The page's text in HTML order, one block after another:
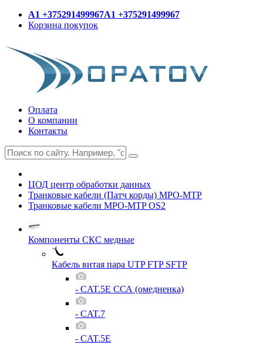
A1 +375291499967A1 +375291499967
Корзина покупок
Оплата
О компании
Контакты
ЦОД центр обработки данных
Транковые кабели (Патч корды) MPO-MTP
Транковые кабели MPO-MTP OS2
Компоненты СКС медные
Кабель витая пара UTP FTP SFTP
- CAT.5E ССА (омедненка)
- CAT.7
- CAT.5E